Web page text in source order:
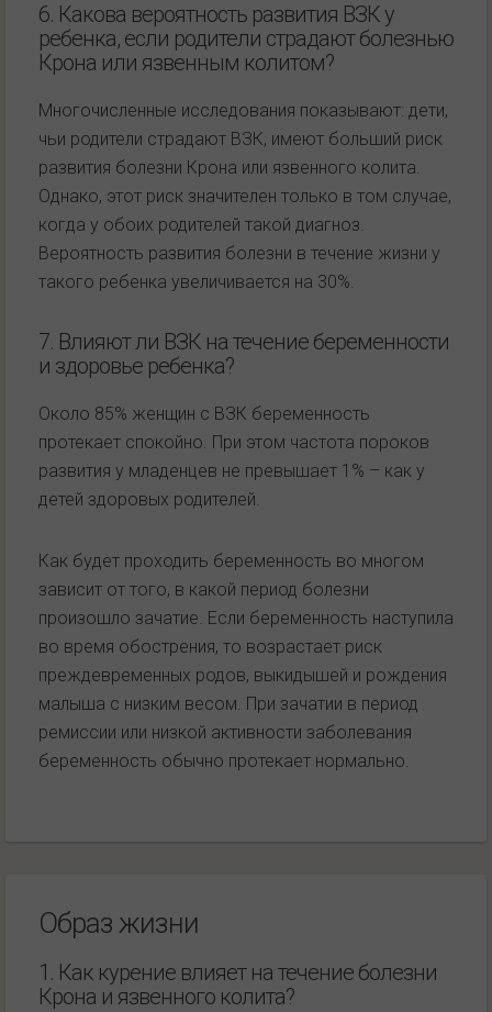
6. Какова вероятность развития ВЗК у
ребенка, если родители страдают болезнью
Крона или язвенным колитом?
Многочисленные исследования показывают: дети,
чьи родители страдают ВЗК, имеют больший риск
развития болезни Крона или язвенного колита.
Однако, этот риск значителен только в том случае,
когда у обоих родителей такой диагноз.
Вероятность развития болезни в течение жизни у
такого ребенка увеличивается на 30%.
7. Влияют ли ВЗК на течение беременности
и здоровье ребенка?
Около 85% женщин с ВЗК беременность
протекает спокойно. При этом частота пороков
развития у младенцев не превышает 1% – как у
детей здоровых родителей.
Как будет проходить беременность во многом
зависит от того, в какой период болезни
произошло зачатие. Если беременность наступила
во время обострения, то возрастает риск
преждевременных родов, выкидышей и рождения
малыша с низким весом. При зачатии в период
ремиссии или низкой активности заболевания
беременность обычно протекает нормально.
Образ жизни
1. Как курение влияет на течение болезни
Крона и язвенного колита?